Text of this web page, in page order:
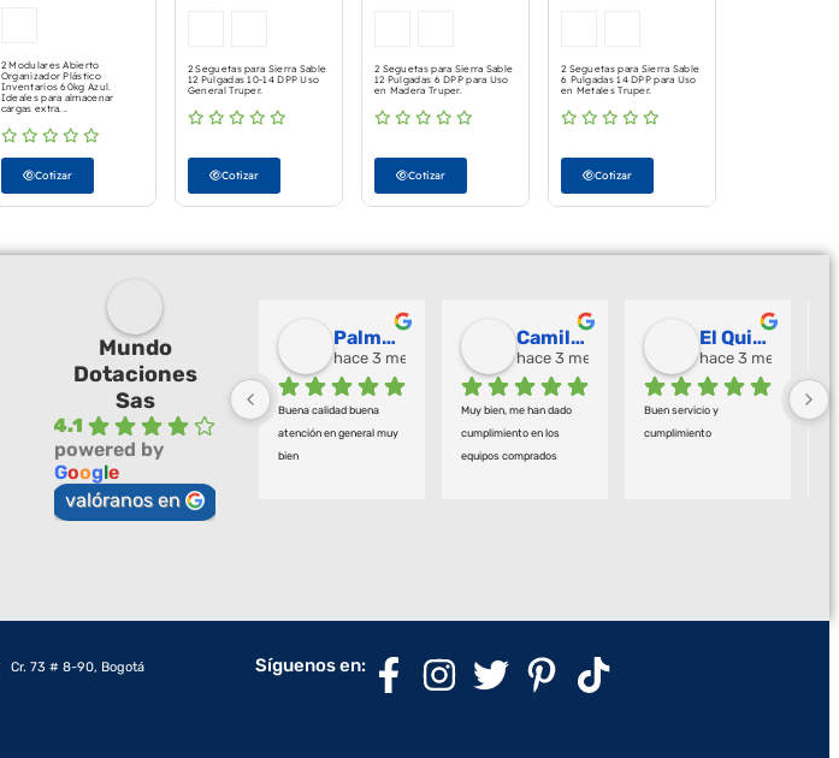
2 Modulares Abierto
Organizador Plástico
Inventarios 60kg Azul.
Ideales para almacenar
cargas extra...
Cotizar
2 Seguetas para Sierra Sable
12 Pulgadas 10-14 DPP Uso
General Truper.
Cotizar
2 Seguetas para Sierra Sable
12 Pulgadas 6 DPP para Uso
en Madera Truper.
Cotizar
2 Seguetas para Sierra Sable
6 Pulgadas 14 DPP para Uso
en Metales Truper.
Cotizar
Mundo
Dotaciones
Sas
4.1
powered by
Google
valóranos en
Palmeras Doradas
hace 3 meses
Buena calidad buena
atención en general muy
bien
Camilo Ortegón
hace 3 meses
Muy bien, me han dado
cumplimiento en los
equipos comprados
El Quirofano Industrial
hace 3 meses
Buen servicio y
cumplimiento
Cr. 73 # 8-90, Bogotá Síguenos en: